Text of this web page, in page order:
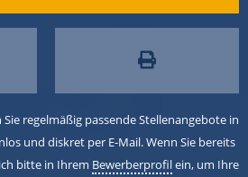
regelmäßig passende Stellenangebote in
und diskret per E-Mail. Wenn Sie bereits
bitte in Ihrem Bewerberprofilein, um Ihre